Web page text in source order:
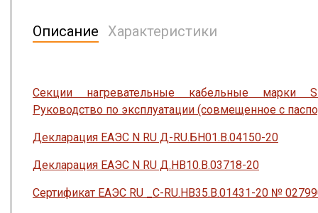
Описание Характеристики
Секции нагревательные кабельные марки
Руководство по эксплуатации (совмещенное с
Декларация ЕАЭС N RU Д-RU.БН01.В.04150-20
Декларация ЕАЭС N RU Д.НВ10.В.03718-20
Сертификат ЕАЭС RU _C-RU.HB35.B.01431-20 №